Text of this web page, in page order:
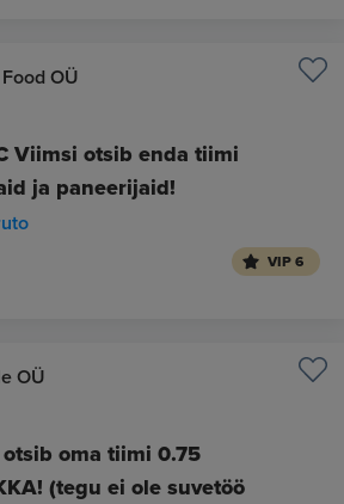
OÜ
Viimsi otsib enda tiimi
ja paneerijaid!
VIP 6
OÜ
oma tiimi 0.75
(tegu ei ole suvetöö